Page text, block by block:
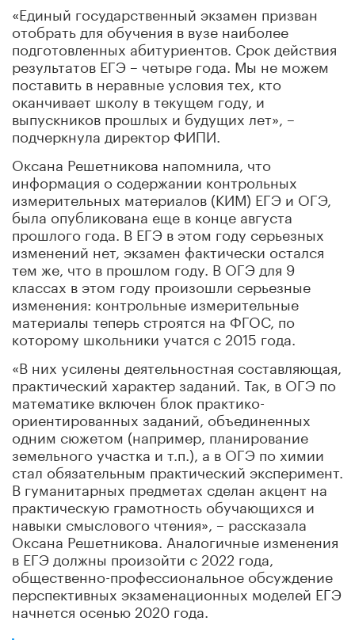
«Единый государственный экзамен призван
отобрать для обучения в вузе наиболее
подготовленных абитуриентов. Срок действия
результатов ЕГЭ – четыре года. Мы не можем
поставить в неравные условия тех, кто
оканчивает школу в текущем году, и
выпускников прошлых и будущих лет», –
подчеркнула директор ФИПИ.
Оксана Решетникова напомнила, что
информация о содержании контрольных
измерительных материалов (КИМ) ЕГЭ и ОГЭ,
была опубликована еще в конце августа
прошлого года. В ЕГЭ в этом году серьезных
изменений нет, экзамен фактически остался
тем же, что в прошлом году. В ОГЭ для 9
классах в этом году произошли серьезные
изменения: контрольные измерительные
материалы теперь строятся на ФГОС, по
которому школьники учатся с 2015 года.
«В них усилены деятельностная составляющая,
практический характер заданий. Так, в ОГЭ по
математике включен блок практико-
ориентированных заданий, объединенных
одним сюжетом (например, планирование
земельного участка и т.п.), а в ОГЭ по химии
стал обязательным практический эксперимент.
В гуманитарных предметах сделан акцент на
практическую грамотность обучающихся и
навыки смыслового чтения», – рассказала
Оксана Решетникова. Аналогичные изменения
в ЕГЭ должны произойти с 2022 года,
общественно-профессиональное обсуждение
перспективных экзаменационных моделей ЕГЭ
начнется осенью 2020 года.